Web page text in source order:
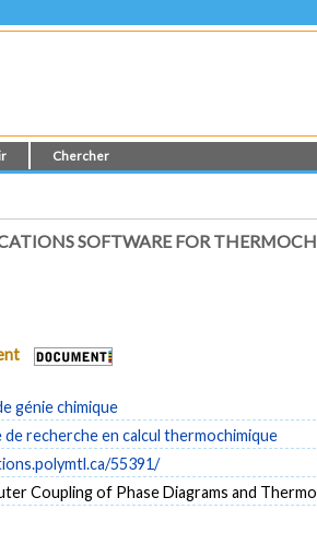
Chercher
SOFTWARE FOR
génie chimique
recherche en calcul thermochimique
55391/
Coupling of Phase Diagrams and